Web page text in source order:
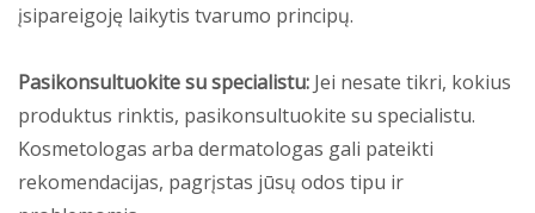
įsipareigoję laikytis tvarumo principų.
Pasikonsultuokite su specialistu: Jei nesate tikri, kokius
produktus rinktis, pasikonsultuokite su specialistu.
Kosmetologas arba dermatologas gali pateikti
rekomendacijas, pagrįstas jūsų odos tipu ir